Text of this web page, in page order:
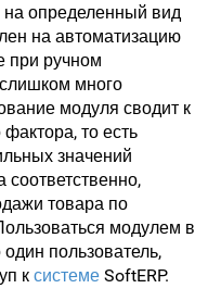
на определенный вид
на автоматизацию
при ручном
много
модуля сводит к
то есть
значений
товара по
модулем в
пользователь,
к системе SoftERP.